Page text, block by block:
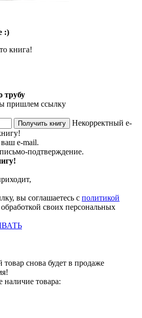
:)
книга!
трубу
пришлем ссылку
Получить книгу
Некорректный e-
e-mail.
подтверждение.
вы соглашаетесь с политикой
своих персональных
снова будет в продаже
!
наличие товара: